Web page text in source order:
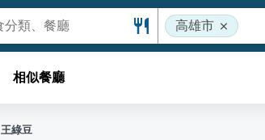
高雄市
相似餐廳
王綠豆